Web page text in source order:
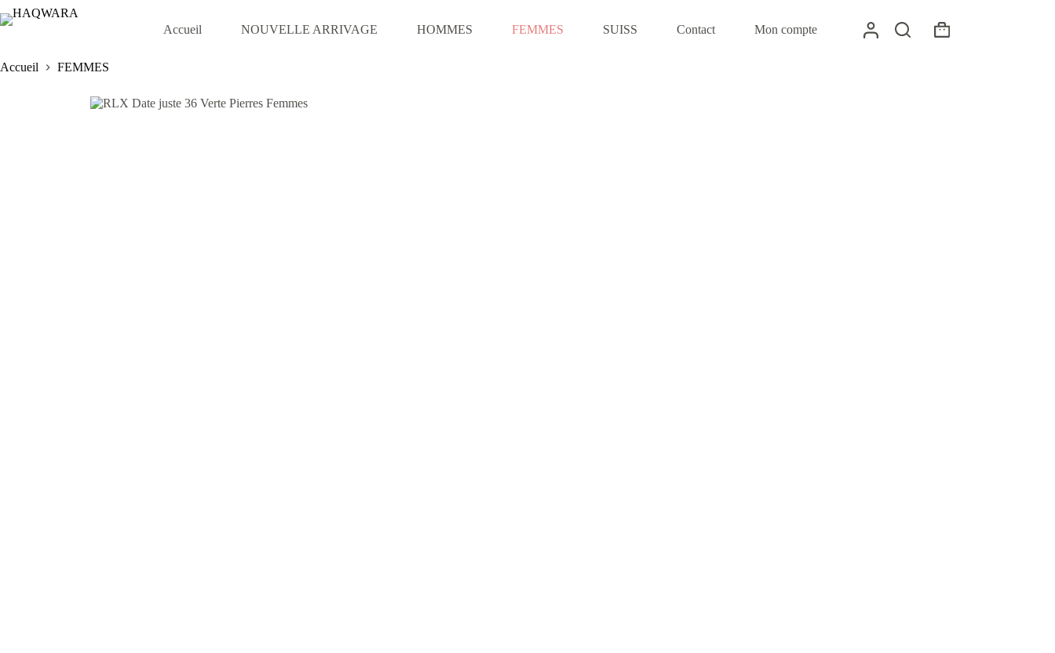
Passer
au
Accueil NOUVELLE ARRIVAGE HOMMES FEMMES SUISS Contact Mon compte
Panier
Accueil
FEMMES